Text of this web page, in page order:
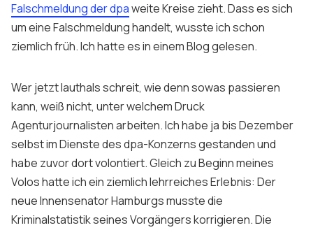
Kontakt
Sign up
Falschmeldung der dpaweite Kreise zieht. Dass es sich
um eine Falschmeldung handelt, wusste ich schon
ziemlich früh. Ich hatte es in einem Blog gelesen.
Wer jetzt lauthals schreit, wie denn sowas passieren
kann, weiß nicht, unter welchem Druck
Agenturjournalisten arbeiten. Ich habe ja bis Dezember
selbst im Dienste des dpa-Konzerns gestanden und
habe zuvor dort volontiert. Gleich zu Beginn meines
Volos hatte ich ein ziemlich lehrreiches Erlebnis: Der
neue Innensenator Hamburgs musste die
Kriminalstatistik seines Vorgängers korrigieren. Die